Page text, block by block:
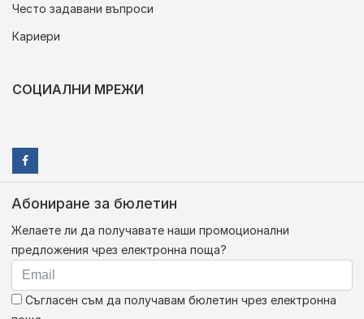
Често задавани въпроси
Кариери
СОЦИАЛНИ МРЕЖИ
Абониране за бюлетин
Желаете ли да получавате наши промоционални
предложения чрез електронна поща?
Съгласен съм да получавам бюлетин чрез електронна